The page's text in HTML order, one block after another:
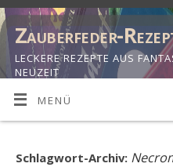
Zauberfeder-
LECKERE REZEPTE AUS
NEUZEIT
MENÜ
Schlagwort-Archiv: